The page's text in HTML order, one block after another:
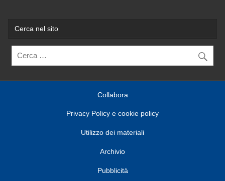
Cerca nel sito
Collabora
Privacy Policy e cookie policy
Utilizzo dei materiali
Archivio
Pubblicità